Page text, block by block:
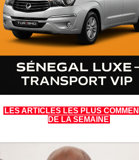
LES ARTICLES LES PLUS
DE LA SEMAINE